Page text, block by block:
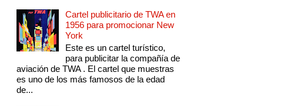
Cartel publicitario de TWA en
1956 para promocionar New
York
Este es un cartel turístico,
para publicitar la compañía de
aviación de TWA . El cartel que muestras
es uno de los más famosos de la edad
de...